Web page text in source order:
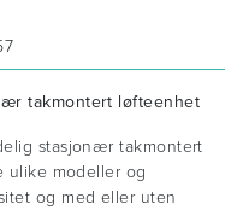
takmontert løfteenhet
stasjonær takmontert
ulike modeller og
og med eller uten